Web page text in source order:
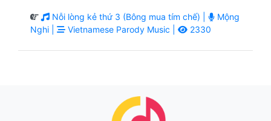
Nỗi lòng kẻ thứ 3 (Bông mua tím chế) |
Mộng
Nghi |
Vietnamese Parody Music | 2330